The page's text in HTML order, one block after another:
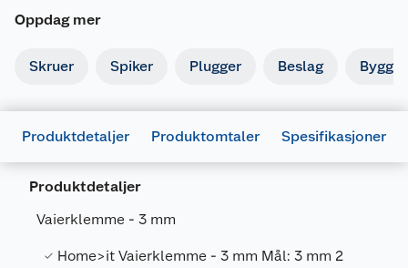
Oppdag mer
Skruer Spiker Plugger Beslag
Produktdetaljer Produktomtaler Spesifikasjoner
Produktdetaljer
Vaierklemme - 3 mm
Home>it Vaierklemme - 3 mm Mål: 3 mm 2